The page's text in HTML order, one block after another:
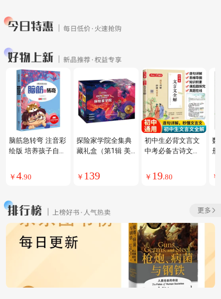
脑筋急转弯 注音彩
绘版 培养孩子自主
话小说课外阅读书
籍
￥4.90
探险家学院全集典
藏礼盒（第1辑 美
幻探险小说堪比哈
利波特内含解密游
二衔接 小升初衔接
￥ 139
初中生必背文言文
中考必备古诗文小
语文教材文言文全
解指定篇目适用七
￥ 19.80
数
册
书
￥